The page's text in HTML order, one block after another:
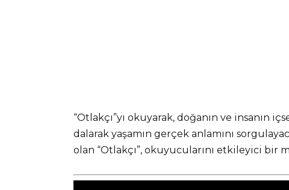
“Otlakçı”yı okuyarak, doğanın ve insanın
dalarak yaşamın gerçek anlamını
olan “Otlakçı”, okuyucularını etkileyici bir